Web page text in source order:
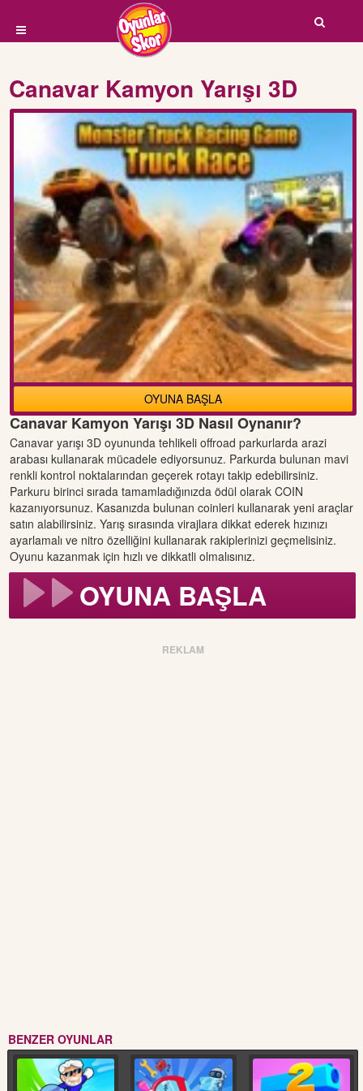
Canavar Kamyon Yarışı 3D
OYUNA BAŞLA
Canavar Kamyon Yarışı 3D Nasıl Oynanır?
Canavar yarışı 3D oyununda tehlikeli offroad parkurlarda arazi
arabası kullanarak mücadele ediyorsunuz. Parkurda bulunan mavi
renkli kontrol noktalarından geçerek rotayı takip edebilirsiniz.
Parkuru birinci sırada tamamladığınızda ödül olarak COIN
kazanıyorsunuz. Kasanızda bulunan coinleri kullanarak yeni araçlar
satın alabilirsiniz. Yarış sırasında virajlara dikkat ederek hızınızı
ayarlamalı ve nitro özelliğini kullanarak rakiplerinizi geçmelisiniz.
Oyunu kazanmak için hızlı ve dikkatli olmalısınız.
OYUNA BAŞLA
REKLAM
BENZER OYUNLAR